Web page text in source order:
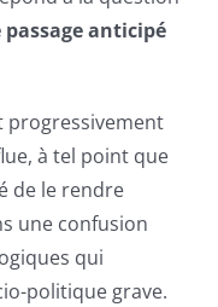
anticipé
progressivement
à tel point que
de le rendre
une confusion
qui
politique grave.